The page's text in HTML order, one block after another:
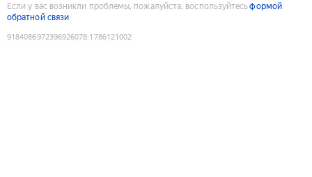
Если у вас возникли проблемы, пожалуйста, воспользуйтесьформой
обратной связи
9184086972396926078:1786121002